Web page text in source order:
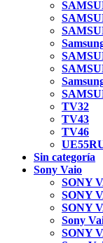
TV32
TV43
TV46
Sin categoría
Sony Vaio
SONY
SONY
SONY
Sony
SONY